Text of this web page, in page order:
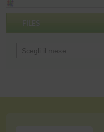
FILES